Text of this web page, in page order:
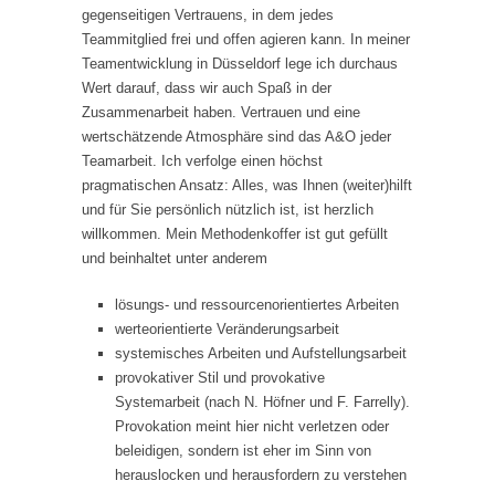
gegenseitigen Vertrauens, in dem jedes
Teammitglied frei und offen agieren kann. In meiner
Teamentwicklung in Düsseldorf lege ich durchaus
Wert darauf, dass wir auch Spaß in der
Zusammenarbeit haben. Vertrauen und eine
wertschätzende Atmosphäre sind das A&O jeder
Teamarbeit. Ich verfolge einen höchst
pragmatischen Ansatz: Alles, was Ihnen (weiter)hilft
und für Sie persönlich nützlich ist, ist herzlich
willkommen. Mein Methodenkoffer ist gut gefüllt
und beinhaltet unter anderem
lösungs- und ressourcenorientiertes Arbeiten
werteorientierte Veränderungsarbeit
systemisches Arbeiten und Aufstellungsarbeit
provokativer Stil und provokative
Systemarbeit (nach N. Höfner und F. Farrelly).
Provokation meint hier nicht verletzen oder
beleidigen, sondern ist eher im Sinn von
herauslocken und herausfordern zu verstehen